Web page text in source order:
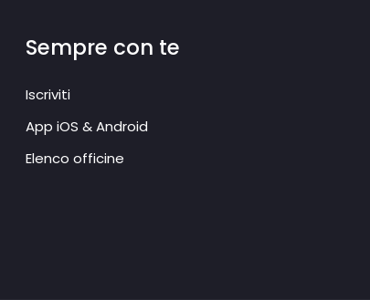
Sempre con te
Iscriviti
App iOS & Android
Elenco officine